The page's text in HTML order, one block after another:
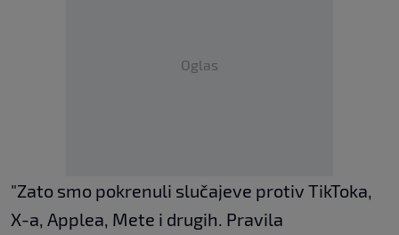
Oglas
"Zato smo pokrenuli slučajeve protiv TikToka,
X-a, Applea, Mete i drugih. Pravila